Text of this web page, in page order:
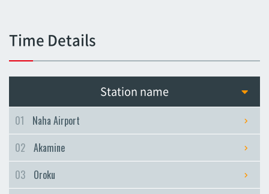
Asato
Asahibashi
Prefectural Office
Miebashi
Time Details
Station name
01
Naha Airport
02 Akamine
03
Oroku